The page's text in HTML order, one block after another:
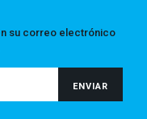
su correo electrónico